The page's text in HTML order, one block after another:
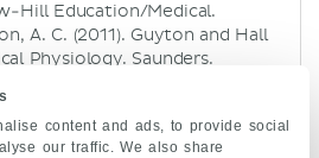
content and ads, to provide social
our traffic. We also share
Hill Education/Medical.
A. C. (2011). Guyton and Hall
Physiology. Saunders.